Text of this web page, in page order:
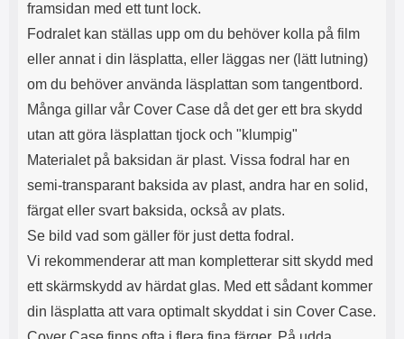
framsidan med ett tunt lock.
Fodralet kan ställas upp om du behöver kolla på film
eller annat i din läsplatta, eller läggas ner (lätt lutning)
om du behöver använda läsplattan som tangentbord.
Många gillar vår Cover Case då det ger ett bra skydd
utan att göra läsplattan tjock och "klumpig"
Materialet på baksidan är plast. Vissa fodral har en
semi-transparant baksida av plast, andra har en solid,
färgat eller svart baksida, också av plats.
Se bild vad som gäller för just detta fodral.
Vi rekommenderar att man kompletterar sitt skydd med
ett skärmskydd av härdat glas. Med ett sådant kommer
din läsplatta att vara optimalt skyddat i sin Cover Case.